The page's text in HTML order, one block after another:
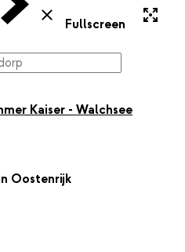
Sluiten
Fullscreen
Kaiser - Walchsee
Oostenrijk